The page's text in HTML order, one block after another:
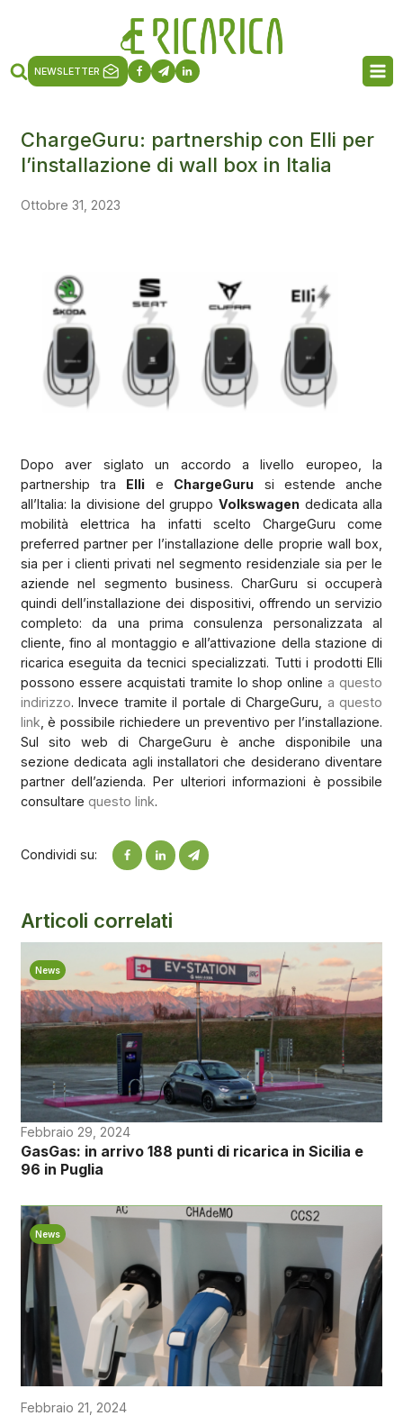
NEWSLETTER
ChargeGuru: partnership con Elli per
l’installazione di wall box in Italia
Ottobre 31, 2023
Dopo aver siglato un accordo a livello europeo, la
partnership tra Elli e ChargeGuru si estende anche
all’Italia: la divisione del gruppoVolkswagen dedicata alla
mobilità elettrica ha infatti scelto ChargeGuru come
preferred partner per l’installazione delle proprie wall box,
sia per i clienti privati nel segmento residenziale sia per le
aziende nel segmento business. CharGuru si occuperà
quindi dell’installazione dei dispositivi, offrendo un servizio
completo: da una prima consulenza personalizzata al
cliente, fino al montaggio e all’attivazione della stazione di
ricarica eseguita da tecnici specializzati. Tutti i prodotti Elli
possono essere acquistati tramite lo shop onlinea questo
indirizzo. Invece tramite il portale di ChargeGuru, a questo
link , è possibile richiedere un preventivo per l’installazione.
Sul sito web di ChargeGuru è anche disponibile una
sezione dedicata agli installatori che desiderano diventare
partner dell’azienda. Per ulteriori informazioni è possibile
consultare questo link.
Condividi su:
Articoli correlati
News
Febbraio 29, 2024
GasGas: in arrivo 188 punti di ricarica in Sicilia e
96 in Puglia
News
Febbraio 21, 2024